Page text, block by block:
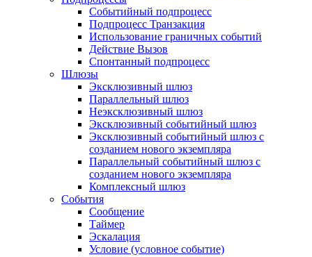
Событийный подпроцесс
Подпроцесс Транзакция
Использование граничных событий
Действие Вызов
Спонтанный подпроцесс
Шлюзы
Эксклюзивный шлюз
Параллельный шлюз
Неэксклюзивный шлюз
Эксклюзивный событийный шлюз
Эксклюзивный событийный шлюз с
созданием нового экземпляра
Параллельный событийный шлюз с
созданием нового экземпляра
Комплексный шлюз
События
Сообщение
Таймер
Эскалация
Условие (условное событие)